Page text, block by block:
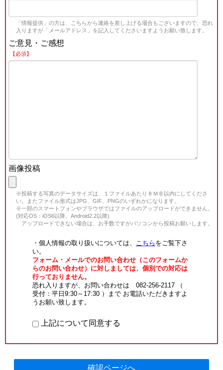
「情報提供」の方は、こちらから連絡を差し上げる場合もございますので、恐れ
入りますが「メールアドレス」を記入してくださいますようお願い致します。
ご意見・ご感想
【必須】
画像投稿
※投稿する写真のデータサイズは、１ファイルあたり８ＭＢ以内にしてくださ
い。またファイル形式はJPG、GIF、PNGのいずれかになります。
※一部のスマートフォンやブラウザではファイルのアップロードができません。
(対応OS：iOS6以降、Android2.2以降)
アップロードできない場合は、お手数ですがパソコンから投稿お願いします。
・個人情報の取り扱いについては、 こちら をご覧下さ
い。
フォーム・メールでのお問い合わせ（このフォームか
らのお問い合わせ）に対しましては、個別での対応は
行っておりません。
恐れ入りますが、お問い合わせは 082-256-2117 （
受付：平日9:30～17:30 ）まで お電話いただきますよ
うお願い致します。
上記について同意する
確認ページへ